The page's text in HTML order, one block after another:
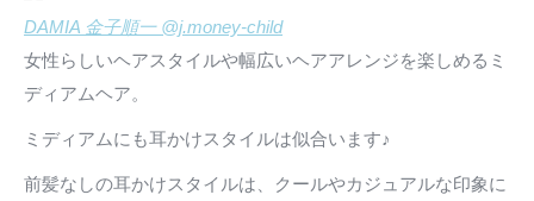
DAMIA 金子順一 @j.money-child
女性らしいヘアスタイルや幅広いヘアアレンジを楽しめるミ
ディアムヘア。
ミディアムにも耳かけスタイルは似合います♪
前髪なしの耳かけスタイルは、クールやカジュアルな印象に